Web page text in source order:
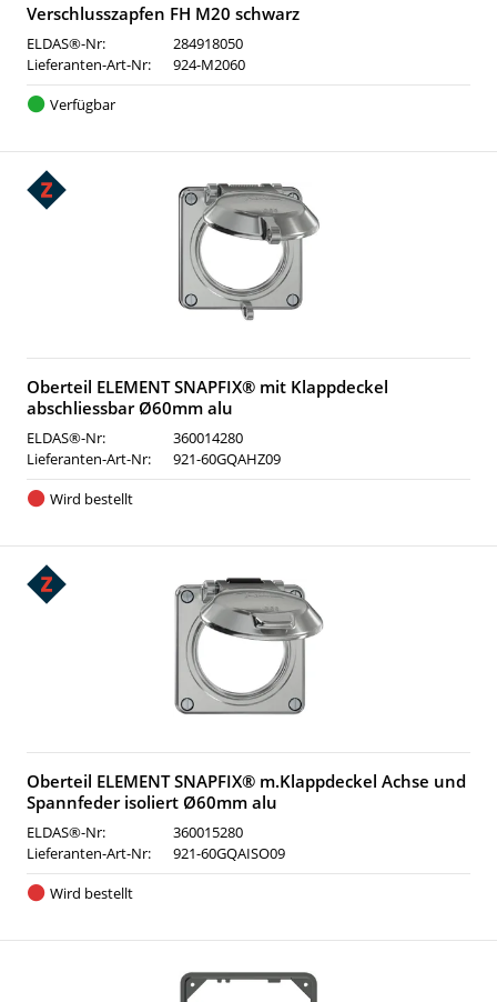
Verschlusszapfen FH M20 schwarz
ELDAS®-Nr:
284918050
Lieferanten-Art-Nr:
924-M2060
Verfügbar
Oberteil ELEMENT SNAPFIX® mit Klappdeckel
abschliessbar Ø60mm alu
ELDAS®-Nr:
360014280
Lieferanten-Art-Nr:
921-60GQAHZ09
Wird bestellt
Oberteil ELEMENT SNAPFIX® m.Klappdeckel Achse und
Spannfeder isoliert Ø60mm alu
ELDAS®-Nr:
360015280
Lieferanten-Art-Nr:
921-60GQAISO09
Wird bestellt